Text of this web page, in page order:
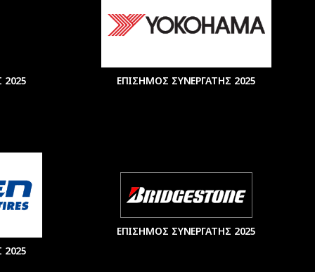
ΕΠΙΣΗΜΟΣ ΣΥΝΕΡΓΑΤΗΣ 2025
ΕΠΙΣΗΜΟΣ ΣΥΝΕΡΓΑΤΗΣ 2025